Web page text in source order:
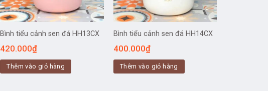
Bình tiểu cảnh sen đá HH13CX
420.000₫
Thêm vào giỏ hàng
Bình tiểu cảnh sen đá HH14CX
400.000₫
Thêm vào giỏ hàng